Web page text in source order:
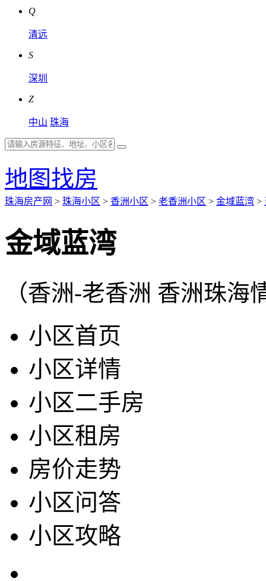
Q
清远
S
深圳
Z
中山 珠海
地图找房
珠海房产网 > 珠海小区 > 香洲小区 > 老香洲小区 > 金域蓝湾 >
金域蓝湾
（香洲-老香洲 香洲珠海
小区首页
小区详情
小区二手房
小区租房
房价走势
小区问答
小区攻略